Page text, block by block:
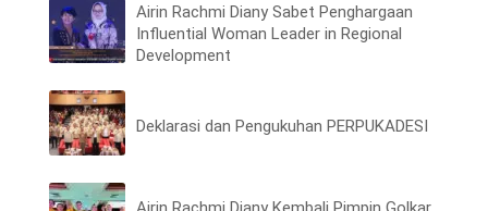
Airin Rachmi Diany Sabet Penghargaan
Influential Woman Leader in Regional
Development
Deklarasi dan Pengukuhan PERPUKADESI